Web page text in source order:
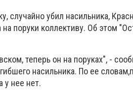
случайно убил насильника,
поруки коллективу. Об этом
теперь он на поруках", -
насильника. По ее
у нее нет.